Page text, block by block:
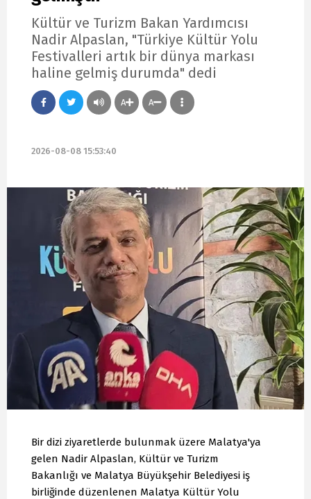
Kültür ve Turizm Bakan Yardımcısı
Nadir Alpaslan, "Türkiye Kültür Yolu
Festivalleri artık bir dünya markası
haline gelmiş durumda" dedi
A A
2026-08-08 15:53:40
Bir dizi ziyaretlerde bulunmak üzere Malatya'ya
gelen Nadir Alpaslan, Kültür ve Turizm
Bakanlığı ve Malatya Büyükşehir Belediyesi iş
birliğinde düzenlenen Malatya Kültür Yolu